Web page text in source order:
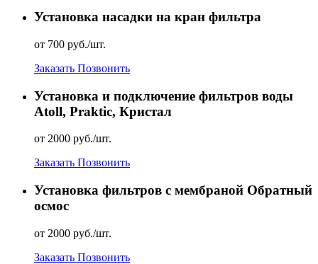
Установка насадки на кран фильтра
от 700 руб./шт.
Заказать Позвонить
Установка и подключение фильтров воды
Atoll, Praktic, Кристал
от 2000 руб./шт.
Заказать Позвонить
Установка фильтров с мембраной Обратный
осмос
от 2000 руб./шт.
Заказать Позвонить